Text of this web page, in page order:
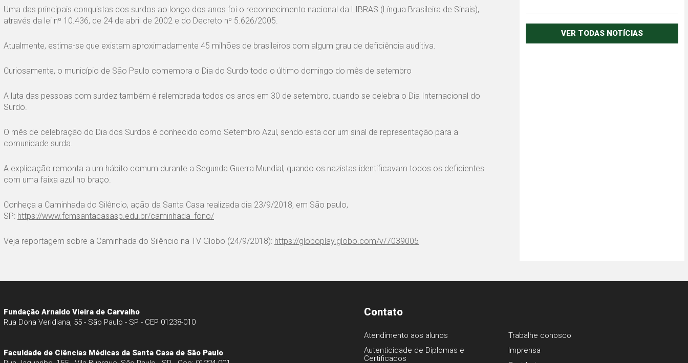
Uma das principais conquistas dos surdos ao longo dos anos foi o reconhecimento nacional da LIBRAS (Língua Brasileira de Sinais),
através da lei nº 10.436, de 24 de abril de 2002 e do Decreto nº 5.626/2005.
Atualmente, estima-se que existam aproximadamente 45 milhões de brasileiros com algum grau de deficiência auditiva.
Curiosamente, o município de São Paulo comemora o Dia do Surdo todo o último domingo do mês de setembro
A luta das pessoas com surdez também é relembrada todos os anos em 30 de setembro, quando se celebra o Dia Internacional do
Surdo.
O mês de celebração do Dia dos Surdos é conhecido como Setembro Azul, sendo esta cor um sinal de representação para a
comunidade surda.
A explicação remonta a um hábito comum durante a Segunda Guerra Mundial, quando os nazistas identificavam todos os deficientes
com uma faixa azul no braço.
Conheça a Caminhada do Silêncio, ação da Santa Casa realizada dia 23/9/2018, em São paulo,
SP: https://www.fcmsantacasasp.edu.br/caminhada_fono/
Veja reportagem sobre a Caminhada do Silêncio na TV Globo (24/9/2018): https://globoplay.globo.com/v/7039005
VER TODAS NOTÍCIAS
Fundação Arnaldo Vieira de Carvalho
Rua Dona Veridiana, 55 - São Paulo - SP - CEP 01238-010
Faculdade de Ciências Médicas da Santa Casa de São Paulo
Contato
Atendimento aos alunos
Autenticidade de Diplomas e
Certificados
Trabalhe conosco
Imprensa